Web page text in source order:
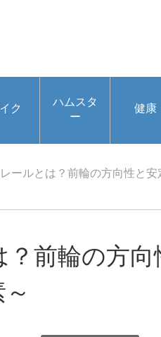
ク
ハムスタ
ー
健康
ールとは？前輪の方向性と
前輪の方向